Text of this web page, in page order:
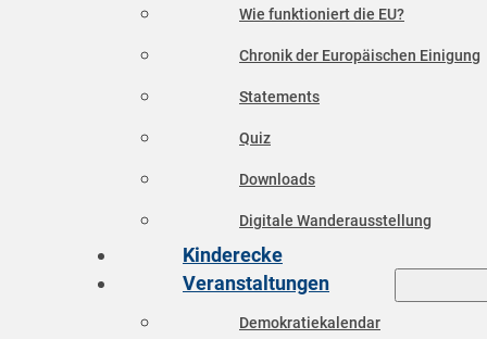
Wie funktioniert die EU?
Chronik der Europäischen Einigung
Statements
Quiz
Downloads
Digitale Wanderausstellung
Kinderecke
Veranstaltungen
Demokratiekalendar